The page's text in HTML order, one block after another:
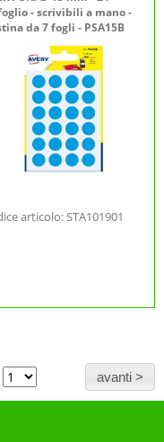
- scrivibili a mano -
da 7 fogli - PSA15B
articolo: STA101901